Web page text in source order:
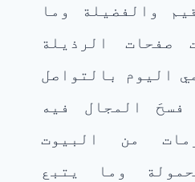
والفضيلة وما
صفحات الرذيلة
اليوم بالتواصل
فسحَ المجال فيه
من البيوت
وما يتبع